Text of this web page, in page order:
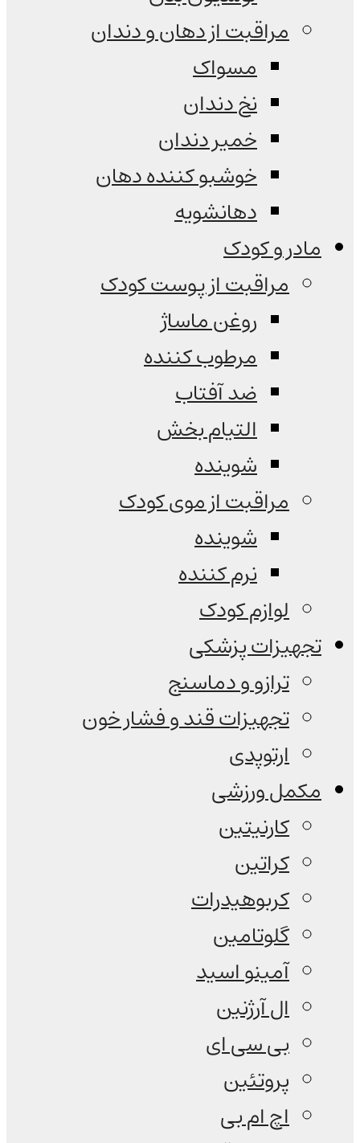
مراقبت از دهان و دندان
مسواک
نخ دندان
خمیر دندان
خوشبو کننده دهان
دهانشویه
مادر و کودک
مراقبت از پوست کودک
روغن ماساژ
مرطوب کننده
ضد آفتاب
التیام بخش
شوینده
مراقبت از موی کودک
شوینده
نرم کننده
لوازم کودک
تجهیزات پزشکی
ترازو و دماسنج
تجهیزات قند و فشار خون
ارتوپدی
مکمل ورزشی
کارنیتین
کراتین
کربوهیدرات
گلوتامین
آمینو اسید
ال آرژنین
بی سی ای
پروتئین
اچ ام بی